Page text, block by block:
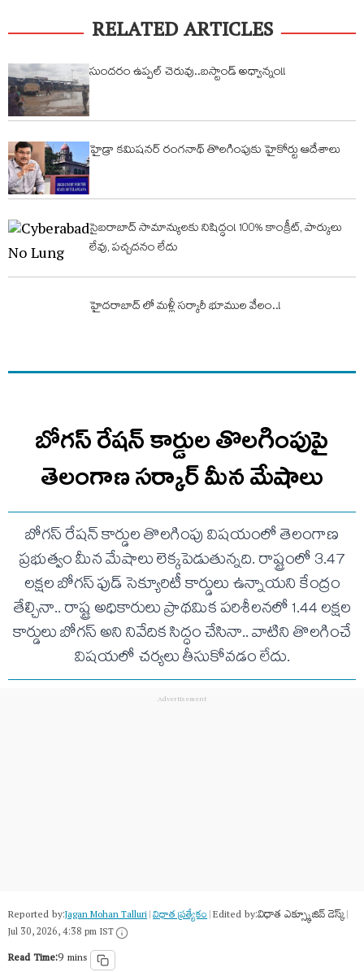
RELATED ARTICLES
సుందరం ఉప్పల్ చెరువు..బస్టాండ్ అధ్వాన్నం!!
హైడ్రా కమిషనర్ రంగనాథ్ తొలగింపుకు హైకోర్టు ఆదేశాలు
సైబరాబాద్ సామాన్యులకు నిషిద్ధం! 100% కాంక్రీట్, పార్కులు
లేవు, పచ్చదనం లేదు
హైదరాబాద్ లో మళ్లీ సర్కారీ భూముల వేలం..!
బోగస్ రేషన్ కార్డుల తొలగింపుపై
తెలంగాణ సర్కార్ మీన మేషాలు
బోగస్‌ రేషన్‌ కార్డుల తొలగింపు విషయంలో తెలంగాణ
ప్రభుత్వం మీన మేషాలు లెక్కపెడుతున్నది. రాష్ట్రంలో 3.47
లక్షల బోగస్‌ ఫుడ్‌ సెక్యూరిటీ కార్డులు ఉన్నాయని కేంద్రం
తేల్చినా.. రాష్ట్ర అధికారులు ప్రాథమిక పరిశీలనలో 1.44 లక్షల
కార్డులు బోగస్‌ అని నివేదిక సిద్ధం చేసినా.. వాటిని తొలగించే
విషయలో చర్యలు తీసుకోవడం లేదు.
Reported by:Jagan Mohan Talluri|విధాత ప్రత్యేకం|Edited by:విధాత ఎక్స్క్లూజివ్ డెస్క్|
Jul 30, 2026, 4:38 pm IST
Read Time:9 mins